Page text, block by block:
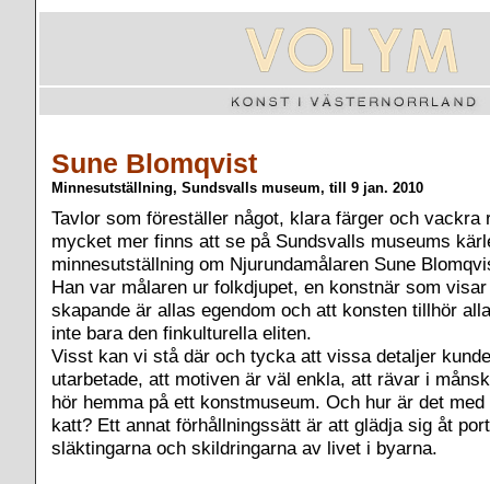
Sune Blomqvist
Minnesutställning, Sundsvalls museum, till 9 jan. 2010
Tavlor som föreställer något, klara färger och vackra
mycket mer finns att se på Sundsvalls museums
minnesutställning om Njurundamålaren Sune
Han var målaren ur folkdjupet, en konstnär som
skapande är allas egendom och att konsten tillhör
inte bara den finkulturella eliten.
Visst kan vi stå där och tycka att vissa detaljer
utarbetade, att motiven är väl enkla, att rävar i
hör hemma på ett konstmuseum. Och hur är det
katt? Ett annat förhållningssätt är att glädja sig åt
släktingarna och skildringarna av livet i byarna.